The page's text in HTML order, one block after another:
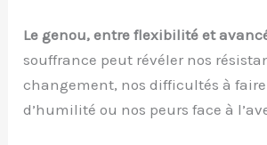
Le genou, entre flexibilité et
souffrance peut révéler nos
changement, nos difficultés à
d’humilité ou nos peurs face à